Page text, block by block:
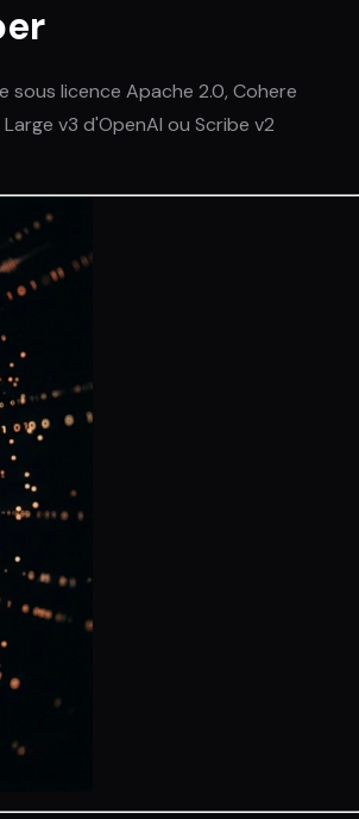
sous licence Apache 2.0, Cohere
v3 d'OpenAI ou Scribe v2